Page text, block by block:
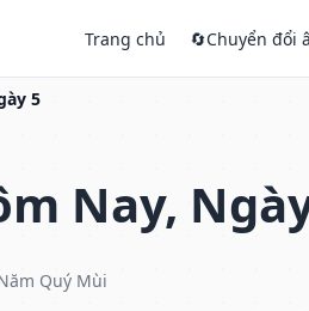
Trang chủ 🔄Chuyển đổi
5
Nay,
Quý Mùi